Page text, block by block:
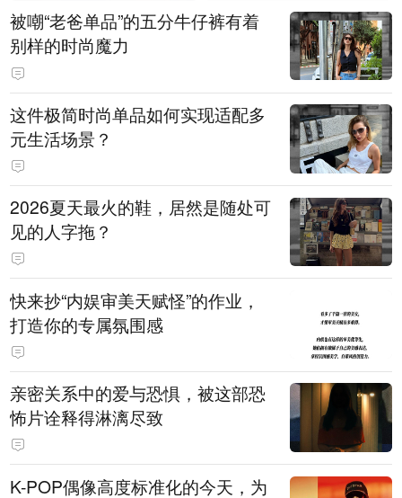
被嘲“老爸单品”的五分牛仔裤有着
别样的时尚魔力
这件极简时尚单品如何实现适配多
元生活场景？
2026夏天最火的鞋，居然是随处可
见的人字拖？
快来抄“内娱审美天赋怪”的作业，
打造你的专属氛围感
亲密关系中的爱与恐惧，被这部恐
怖片诠释得淋漓尽致
K-POP偶像高度标准化的今天，为